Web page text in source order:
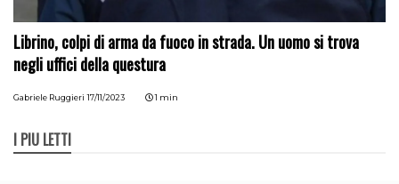
Librino, colpi di arma da fuoco in strada. Un uomo si trova
negli uffici della questura
Gabriele Ruggieri 17/11/2023 1 min
I PIÙ LETTI